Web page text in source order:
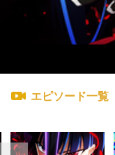
エピソード一覧